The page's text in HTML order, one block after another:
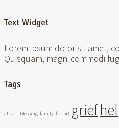
Text Widget
Lorem ipsum dolor sit amet,
Quisquam, magni commodi
Tags
ahead blessing family friend grief